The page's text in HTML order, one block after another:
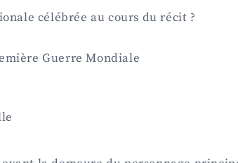
célébrée au cours du récit ?
Guerre Mondiale